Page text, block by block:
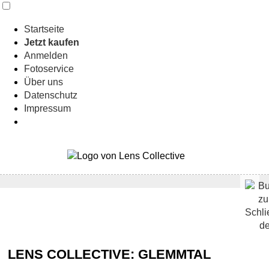
Startseite
Jetzt kaufen
Anmelden
Fotoservice
Über uns
Datenschutz
Impressum
LENS COLLECTIVE: GLEMMTAL